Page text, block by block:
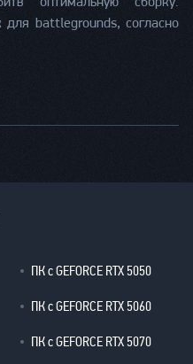
оптимальную сборку.
battlegrounds, согласно
ПК с GEFORCE RTX 5050
ПК с GEFORCE RTX 5060
ПК с GEFORCE RTX 5070